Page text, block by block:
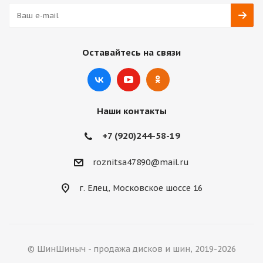
Оставайтесь на связи
Наши контакты
+7 (920)244-58-19
roznitsa47890@mail.ru
г. Елец, Московское шоссе 16
© ШинШиныч - продажа дисков и шин, 2019-2026